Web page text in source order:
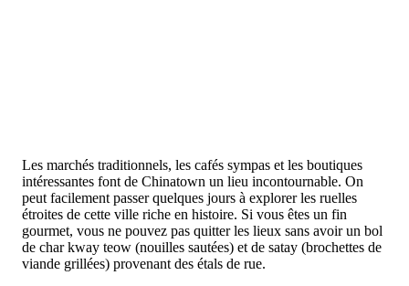
Les marchés traditionnels, les cafés sympas et les boutiques
intéressantes font de Chinatown un lieu incontournable. On
peut facilement passer quelques jours à explorer les ruelles
étroites de cette ville riche en histoire. Si vous êtes un fin
gourmet, vous ne pouvez pas quitter les lieux sans avoir un bol
de char kway teow (nouilles sautées) et de satay (brochettes de
viande grillées) provenant des étals de rue.